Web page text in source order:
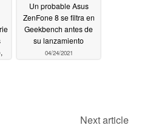
Un probable Asus
ZenFone 8 se filtra en
Geekbench antes de
su lanzamiento
04/24/2021
Next article